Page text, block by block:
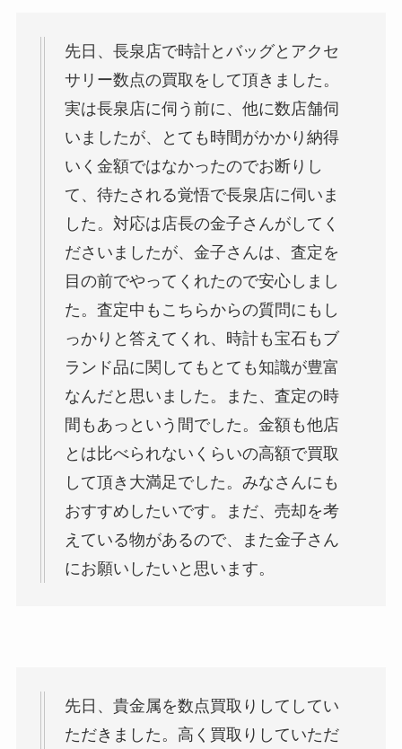
先日、長泉店で時計とバッグとアクセ
サリー数点の買取をして頂きました。
実は長泉店に伺う前に、他に数店舗伺
いましたが、とても時間がかかり納得
いく金額ではなかったのでお断りし
て、待たされる覚悟で長泉店に伺いま
した。対応は店長の金子さんがしてく
ださいましたが、金子さんは、査定を
目の前でやってくれたので安心しまし
た。査定中もこちらからの質問にもし
っかりと答えてくれ、時計も宝石もブ
ランド品に関してもとても知識が豊富
なんだと思いました。また、査定の時
間もあっという間でした。金額も他店
とは比べられないくらいの高額で買取
して頂き大満足でした。みなさんにも
おすすめしたいです。まだ、売却を考
えている物があるので、また金子さん
にお願いしたいと思います。
先日、貴金属を数点買取りしてしてい
ただきました。高く買取りしていただ